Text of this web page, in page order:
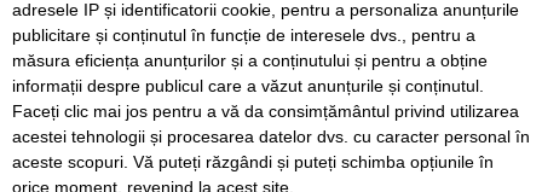
Un elev și-a ucis bunicii, apoi a deschis focul într-un liceu
din Thailanda. Opt persoane au murit și mai multe au fost
rănite
SERVICII Redactia
Folosinta Cookie-urilor
adresele IP și identificatorii cookie, pentru a personaliza anunțurile
publicitare și conținutul în funcție de interesele dvs., pentru a
măsura eficiența anunțurilor și a conținutului și pentru a obține
informații despre publicul care a văzut anunțurile și conținutul.
Faceți clic mai jos pentru a vă da consimțământul privind utilizarea
acestei tehnologii și procesarea datelor dvs. cu caracter personal în
aceste scopuri. Vă puteți răzgândi și puteți schimba opțiunile în
orice moment, revenind la acest site.